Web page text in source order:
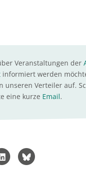
Veranstaltungen der
informiert werden
unseren Verteiler auf.
eine kurze Email.